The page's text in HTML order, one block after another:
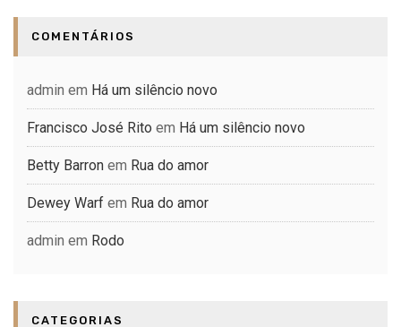
COMENTÁRIOS
admin em Há um silêncio novo
Francisco José Rito em Há um silêncio novo
Betty Barron em Rua do amor
Dewey Warf em Rua do amor
admin em Rodo
CATEGORIAS